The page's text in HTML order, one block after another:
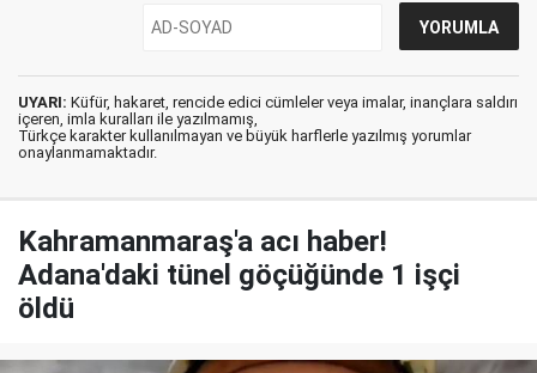
UYARI: Küfür, hakaret, rencide edici cümleler veya imalar, inançlara saldırı
içeren, imla kuralları ile yazılmamış,
Türkçe karakter kullanılmayan ve büyük harflerle yazılmış yorumlar
onaylanmamaktadır.
Kahramanmaraş'a acı haber!
Adana'daki tünel göçüğünde 1 işçi
öldü